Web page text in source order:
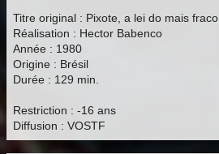
Titre original : Pixote, a lei do mais fraco
Réalisation : Hector Babenco
Année : 1980
Origine : Brésil
Durée : 129 min.
Restriction : -16 ans
Diffusion : VOSTF